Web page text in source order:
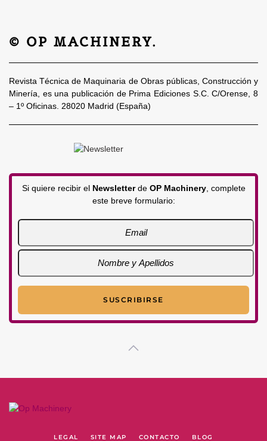
© OP MACHINERY.
Revista Técnica de Maquinaria de Obras públicas, Construcción y
Minería, es una publicación de Prima Ediciones S.C. C/Orense, 8
– 1º Oficinas. 28020 Madrid (España)
Si quiere recibir el Newsletterde OP Machinery, complete
este breve formulario:
LEGAL SITE MAP CONTACTO BLOG